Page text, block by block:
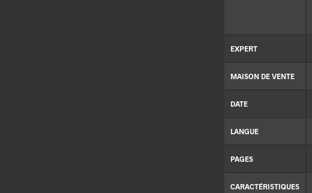
EXPERT
MAISON DE VENTE
DATE
LANGUE
PAGES
CARACTÉRISTIQUES